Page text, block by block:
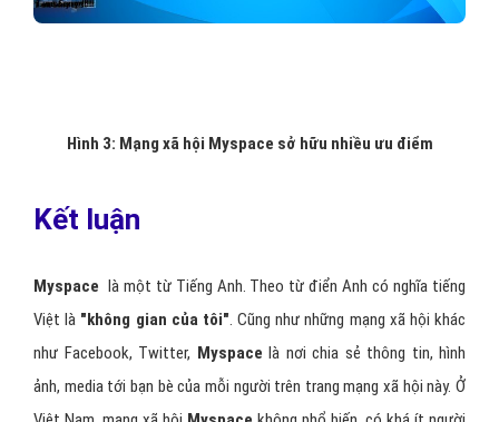
Hình 3: Mạng xã hội Myspace sở hữu nhiều ưu điểm
Kết luận
Myspace là một từ Tiếng Anh. Theo từ điển Anh có nghĩa tiếng
Việt là "không gian của tôi". Cũng như những mạng xã hội khác
như Facebook, Twitter, Myspace là nơi chia sẻ thông tin, hình
ảnh, media tới bạn bè của mỗi người trên trang mạng xã hội này. Ở